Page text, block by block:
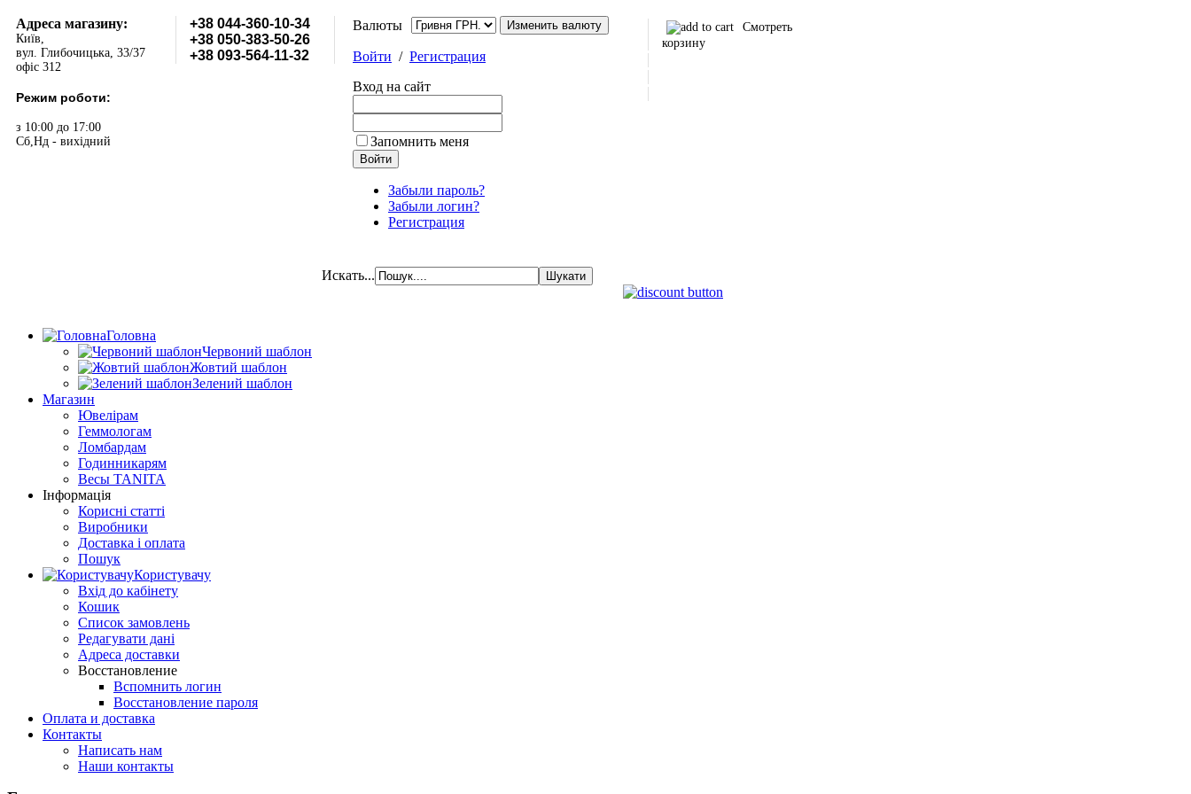
Адреса магазину:
Київ,
вул. Глибочицька, 33/37
офіс 312
Режим роботи:
з 10:00 до 17:00
Сб,Нд - вихідний
+38 044-360-10-34
+38 050-383-50-26
+38 093-564-11-32
Валюты
Войти / Регистрация
Вход на сайт
Запомнить меня
Забыли пароль?
Забыли логин?
Регистрация
Смотреть
корзину
Искать...
Головна
Червоний шаблон
Жовтий шаблон
Зелений шаблон
Магазин
Ювелірам
Геммологам
Ломбардам
Годинникарям
Весы TANITA
Інформація
Корисні статті
Виробники
Доставка і оплата
Пошук
Користувачу
Вхід до кабінету
Кошик
Список замовлень
Редагувати дані
Адреса доставки
Восстановление
Вспомнить логин
Восстановление пароля
Оплата и доставка
Контакты
Написать нам
Наши контакты